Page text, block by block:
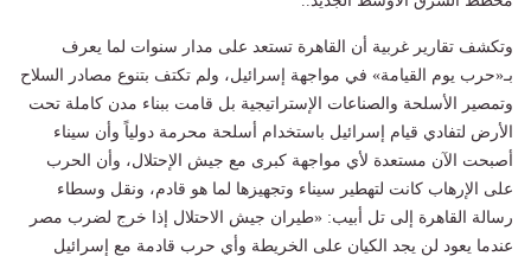
وتكشف تقارير غربية أن القاهرة تستعد على مدار سنوات لما يعرف
بـ«حرب يوم القيامة» في مواجهة إسرائيل، ولم تكتف بتنوع مصادر السلاح
وتمصير الأسلحة والصناعات الإستراتيجية بل قامت ببناء مدن كاملة تحت
الأرض لتفادي قيام إسرائيل باستخدام أسلحة محرمة دولياً وأن سيناء
أصبحت الآن مستعدة لأي مواجهة كبرى مع جيش الإحتلال، وأن الحرب
على الإرهاب كانت لتهطير سيناء وتجهيزها لما هو قادم، ونقل وسطاء
رسالة القاهرة إلى تل أبيب: «طيران جيش الاحتلال إذا خرج لضرب مصر
عندما يعود لن يجد الكيان على الخريطة وأي حرب قادمة مع إسرائيل